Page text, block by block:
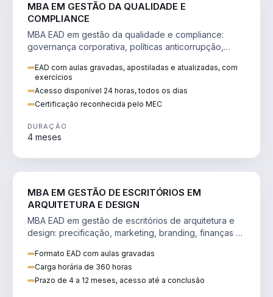
MBA EM GESTÃO DA QUALIDADE E
COMPLIANCE
MBA EAD em gestão da qualidade e compliance:
governança corporativa, políticas anticorrupção,
EAD com aulas gravadas, apostiladas e atualizadas, com
exercícios
Acesso disponível 24 horas, todos os dias
Certificação reconhecida pelo MEC
DURAÇÃO
4 meses
MBA EM GESTÃO DE ESCRITÓRIOS EM
ARQUITETURA E DESIGN
MBA EAD em gestão de escritórios de arquitetura e
design: precificação, marketing, branding, finanças e
Formato EAD com aulas gravadas
Carga horária de 360 horas
Prazo de 4 a 12 meses, acesso até a conclusão